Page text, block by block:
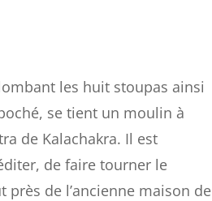
les huit stoupas ainsi
se tient un moulin à
de Kalachakra. Il est
de faire tourner le
de l’ancienne maison de